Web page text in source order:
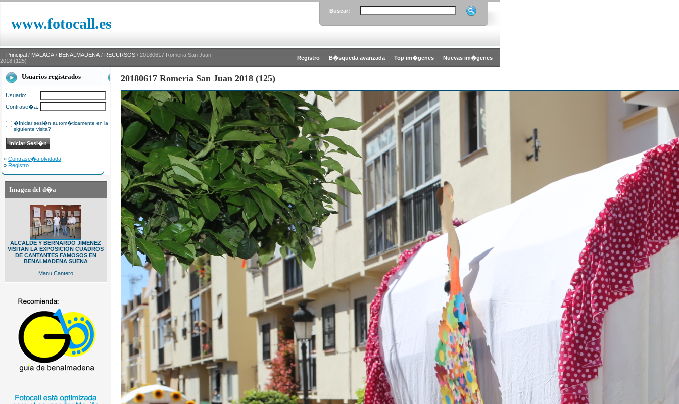
www.fotocall.es
Buscar:
Principal / MALAGA / BENALMADENA / RECURSOS / 20180617 Romeria San Juan
2018 (125)
Registro B�squeda avanzada Top im�genes Nuevas im�genes
Usuarios registrados
Usuario:
Contrase�a:
�Iniciar sesi�n autom�ticamente en la
siguiente visita?
» Contrase�a olvidada
» Registro
Imagen del d�a
ALCALDE Y BERNARDO JIMENEZ
VISITAN LA EXPOSICION CUADROS
DE CANTANTES FAMOSOS EN
BENALMADENA SUENA
Manu Cantero
20180617 Romeria San Juan 2018 (125)